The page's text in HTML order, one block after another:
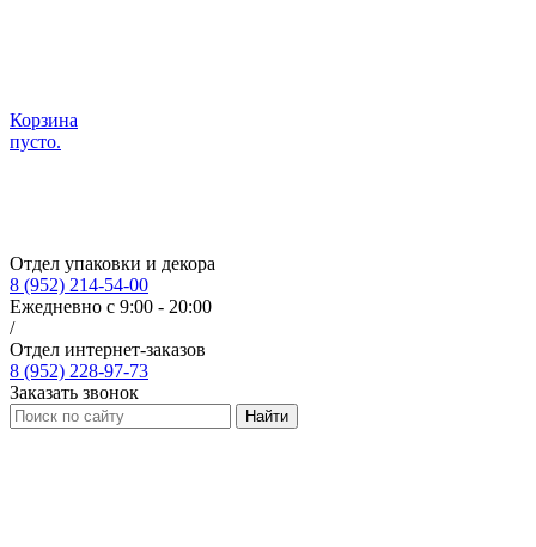
Корзина
пусто.
Отдел упаковки и декора
8 (952) 214-54-00
Ежедневно с 9:00 - 20:00
/
Отдел интернет-заказов
8 (952) 228-97-73
Заказать звонок
Найти